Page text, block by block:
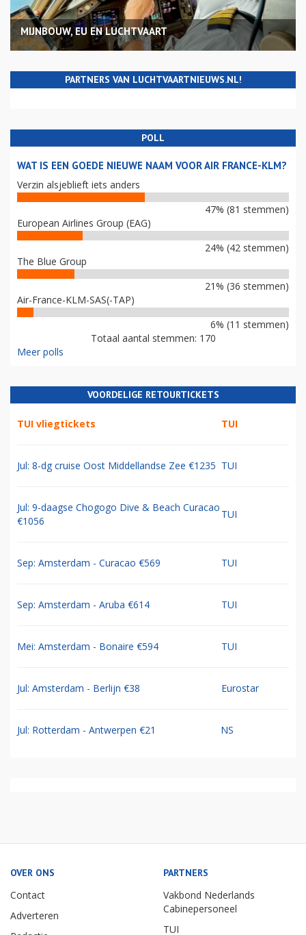
MIJNBOUW, EU EN LUCHTVAART
PARTNERS VAN LUCHTVAARTNIEUWS.NL!
POLL
WAT IS EEN GOEDE NIEUWE NAAM VOOR AIR FRANCE-KLM?
Verzin alsjeblieft iets anders
47% (81 stemmen)
European Airlines Group (EAG)
24% (42 stemmen)
The Blue Group
21% (36 stemmen)
Air-France-KLM-SAS(-TAP)
6% (11 stemmen)
Totaal aantal stemmen: 170
Meer polls
VOORDELIGE RETOURTICKETS
TUI vliegtickets TUI
Jul: 8-dg cruise Oost Middellandse Zee €1235 TUI
Jul: 9-daagse Chogogo Dive & Beach Curacao
€1056
TUI
Sep: Amsterdam - Curacao €569 TUI
Sep: Amsterdam - Aruba €614 TUI
Mei: Amsterdam - Bonaire €594 TUI
Jul: Amsterdam - Berlijn €38 Eurostar
Jul: Rotterdam - Antwerpen €21 NS
OVER ONS
Contact
Adverteren
PARTNERS
Vakbond Nederlands
Cabinepersoneel
TUI